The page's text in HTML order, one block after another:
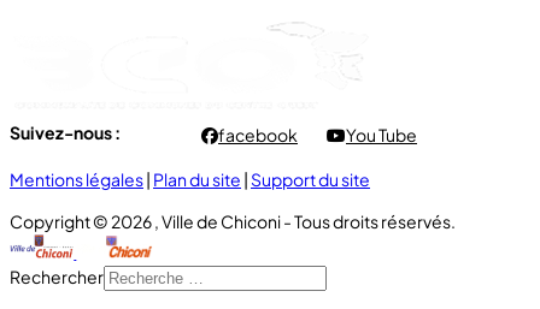
Suivez-nous : facebook You Tube
Mentions légales | Plan du site | Support du site
Copyright © 2026 , Ville de Chiconi - Tous droits réservés.
Rechercher